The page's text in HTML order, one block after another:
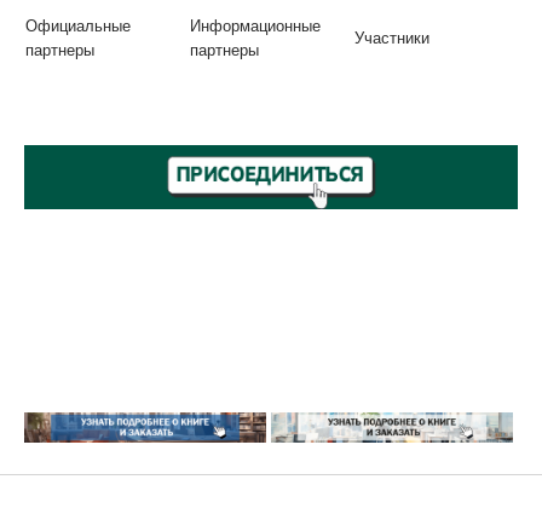
Официальные
партнеры
Информационные
партнеры
Участники